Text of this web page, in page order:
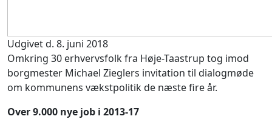
Udgivet d. 8. juni 2018
Omkring 30 erhvervsfolk fra Høje-Taastrup tog imod
borgmester Michael Zieglers invitation til dialogmøde
om kommunens vækstpolitik de næste fire år.
Over 9.000 nye job i 2013-17